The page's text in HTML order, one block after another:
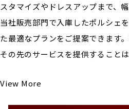
スタマイズやドレスアップまで、
当社販売部門で入庫したポルシェ
た最適なプランをご提案できます
その先のサービスを提供すること
View More